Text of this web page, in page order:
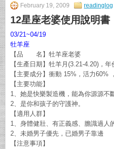
February 19, 2009 readinglog
12星座老婆使用說明書
03/21~04/19
牡羊座
【品 名】牡羊座老婆
【生產日期】牡羊月(3.21-4.20)，年
【主要成分】衝動 15%，活力60%
【主要功能】
1、她是快樂製造機，能為你源源不
2、是你和孩子的守護神。
【適用人群】
1、身體健壯、有正義感、膽識過人
2、未婚男子優先，已婚男子靠邊
【注意事項】